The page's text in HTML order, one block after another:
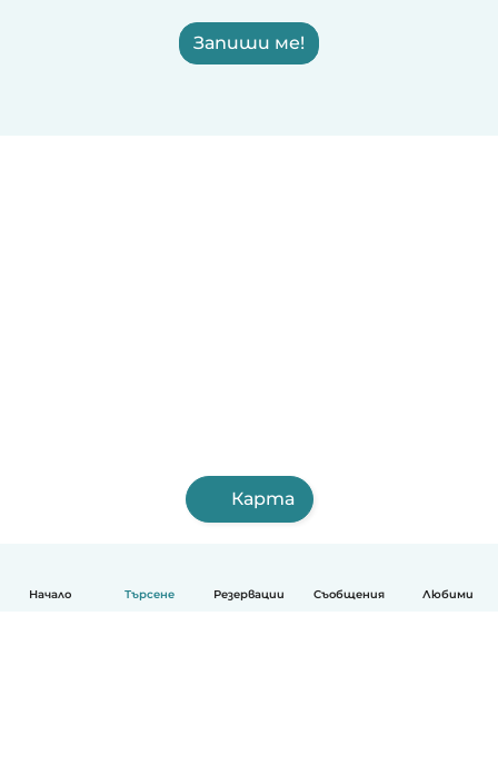
Начало Търсене Резервации Съобщения Любими
Запиши ме!
Карта